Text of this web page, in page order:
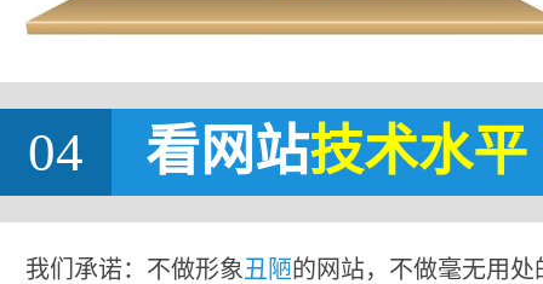
04 看网站技术水平
我们承诺：不做形象丑陋的网站，不做毫无用处